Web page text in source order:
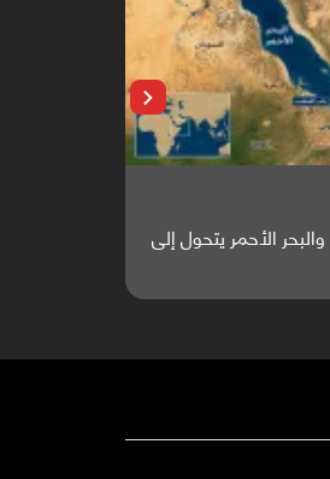
أوروبي: باب المندب واليمن أصبحا عقدة
العالمية (ترجمة)